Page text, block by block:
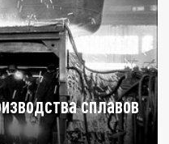
сплавов